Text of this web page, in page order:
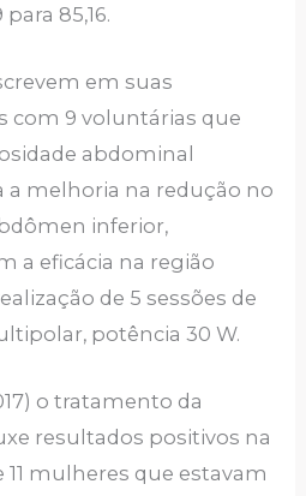
85,16.
em suas
com 9 voluntárias que
abdominal
a melhoria na redução no
inferior,
a eficácia na região
de 5 sessões de
potência 30 W.
o tratamento da
resultados positivos na
11 mulheres que estavam